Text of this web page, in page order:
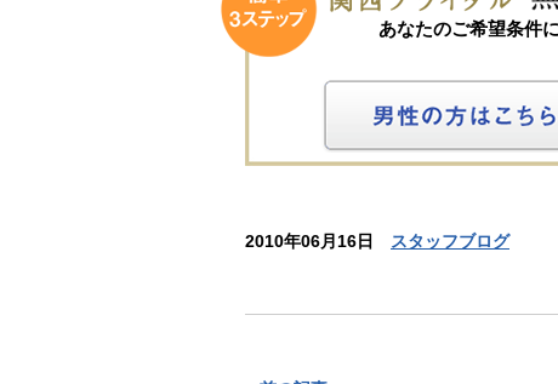
あなたのご希望条件
2010年06月16日 スタッフブログ